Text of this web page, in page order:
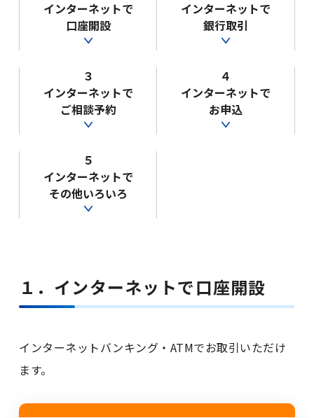
金融商品仲介(投資信託等)
クレジットカード
法人のお客さま
企業・IR情報
採用情報
インターネットで
口座開設
インターネットで
銀行取引
３
インターネットで
ご相談予約
４
インターネットで
お申込
５
インターネットで
その他いろいろ
１．インターネットで口座開設
インターネットバンキング・ATMでお取引いただけ
ます。